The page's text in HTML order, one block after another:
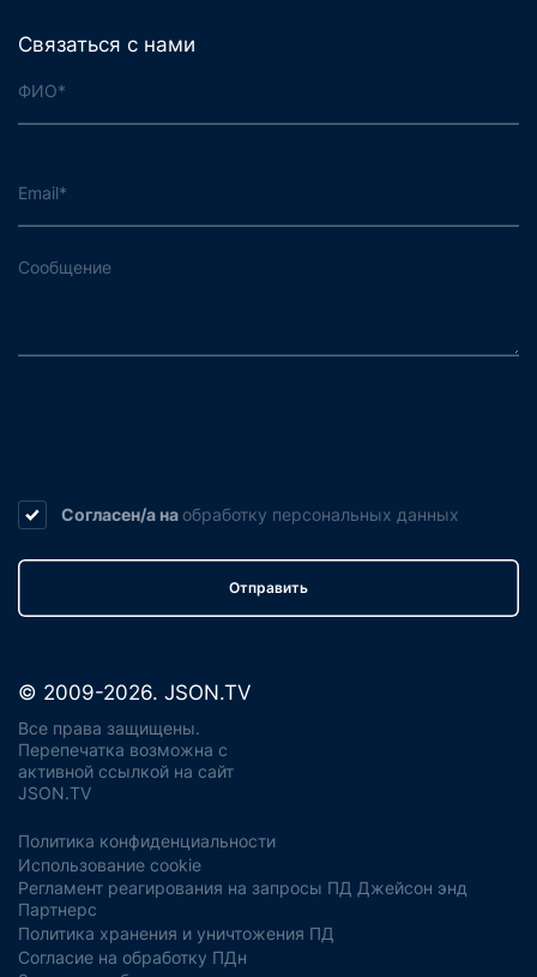
Связаться с нами
Согласен/а на обработку персональных данных
Отправить
© 2009-2026. JSON.TV
Все права защищены.
Перепечатка возможна с
активной ссылкой на сайт
JSON.TV
Политика конфиденциальности
Использование cookie
Регламент реагирования на запросы ПД Джейсон энд
Партнерс
Политика хранения и уничтожения ПД
Согласие на обработку ПДн